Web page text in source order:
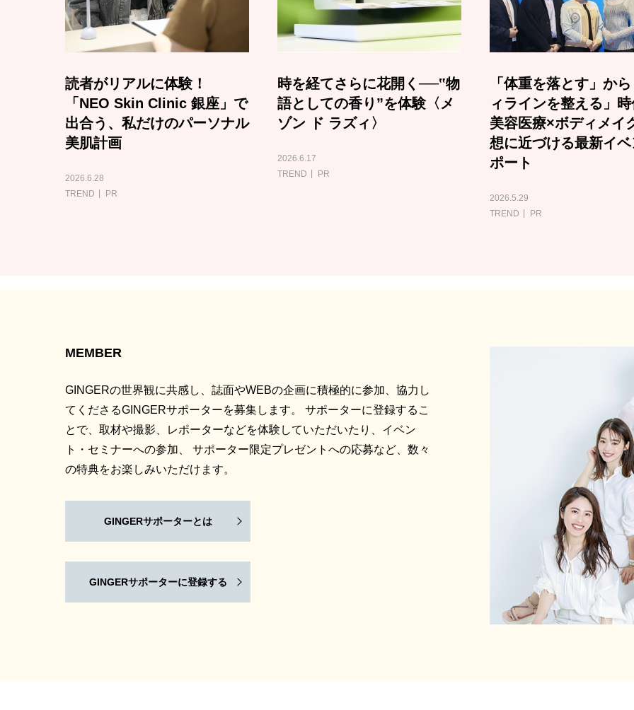
読者がリアルに体験！
「NEO Skin Clinic 銀座」で
出合う、私だけのパーソナル
美肌計画
2026.6.28
TREND
PR
時を経てさらに花開く──‟物
語としての香り”を体験〈メ
ゾン ド ラズィ〉
2026.6.17
TREND
PR
「体重を落とす」か
ィラインを整える」
美容医療×ボディメイ
想に近づける最新イ
ポート
2026.5.29
TREND
PR
MEMBER
GINGERの世界観に共感し、誌面やWEBの企画に積極的に参加、協力し
てくださるGINGERサポーターを募集します。 サポーターに登録するこ
とで、取材や撮影、レポーターなどを体験していただいたり、イベン
ト・セミナーへの参加、 サポーター限定プレゼントへの応募など、数々
の特典をお楽しみいただけます。
GINGERサポーターとは
GINGERサポーターに登録する